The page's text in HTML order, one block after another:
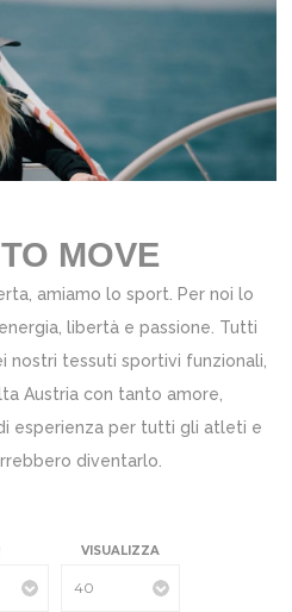
MOVE
amiamo lo sport. Per noi lo
libertà e passione. Tutti
nostri tessuti sportivi funzionali,
Austria con tanto amore,
esperienza per tutti gli atleti e
diventarlo.
VISUALIZZA